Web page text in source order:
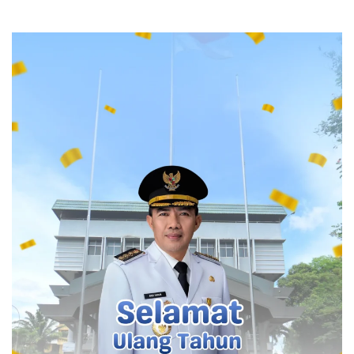
controlled delivery atau pengiriman di bawah
pengawasan yang dilakukan Ditresnarkoba Polda Kaltim
Direktur Reserse Narkoba Polda Kaltim Kombes Pol
Romylus Tamtelahitu menjelaskan, petugas lebih dulu
mencurigai paket kiriman dari Medan, Sumatera Utara,
menuju Tenggarong, Kutai Kartanegara.
Paket tersebut menggunakan pola pengiriman dengan
identitas pengirim berinisial H dan penerima B menuju
alamat yang sama.
Pada 2 Mei 2026 sekitar pukul 14.30 Wita, tim gabungan